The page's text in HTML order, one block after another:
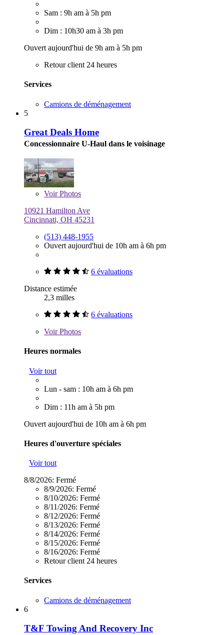
Sam : 9h am à 5h pm
Dim : 10h30 am à 3h pm
Ouvert aujourd'hui de 9h am à 5h pm
Retour client 24 heures
Services
Camions de déménagement
5
Great Deals Home
Concessionnaire U-Haul dans le voisinage
VoirPhotos
10921 Hamilton Ave
Cincinnati, OH 45231
(513) 448-1955
Ouvert aujourd'hui de 10h am à 6h pm
6 évaluations
Distance estimée
2,3 milles
6 évaluations
VoirPhotos
Heures normales
Voir tout
Lun - sam : 10h am à 6h pm
Dim : 11h am à 5h pm
Ouvert aujourd'hui de 10h am à 6h pm
Heures d'ouverture spéciales
Voir tout
8/8/2026: Fermé
8/9/2026: Fermé
8/10/2026: Fermé
8/11/2026: Fermé
8/12/2026: Fermé
8/13/2026: Fermé
8/14/2026: Fermé
8/15/2026: Fermé
8/16/2026: Fermé
Retour client 24 heures
Services
Camions de déménagement
6
T&F Towing And Recovery Inc